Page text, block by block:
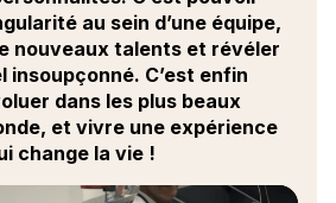
créez des émotions pour
dans le secteur.
Pizzeria en toute
au sein d’une équipe,
nouveaux talents et révéler
insoupçonné. C’est enfin
dans les plus beaux
et vivre une expérience
change la vie !